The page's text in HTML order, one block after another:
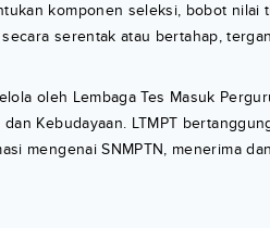
komponen seleksi, bobot nilai
serentak atau bertahap,
oleh Lembaga Tes Masuk
Kebudayaan. LTMPT
mengenai SNMPTN, menerima